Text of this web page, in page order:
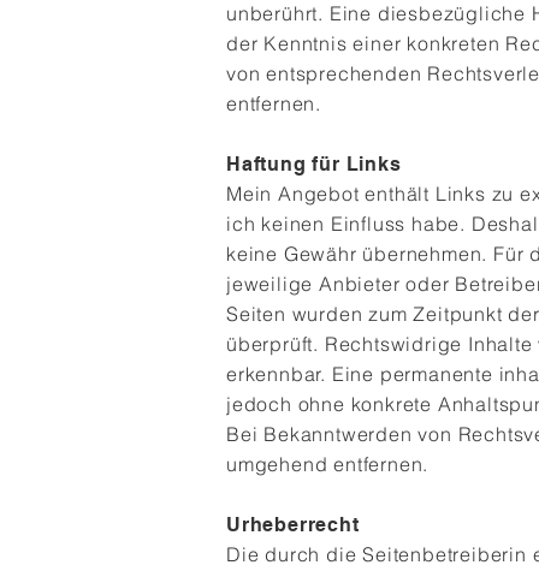
unberührt. Eine diesbezügliche
der Kenntnis einer konkreten
von entsprechenden
entfernen.
Haftung für Links
Mein Angebot enthält Links zu
ich keinen Einfluss habe.
keine Gewähr übernehmen.
jeweilige Anbieter oder
Seiten wurden zum Zeitpunkt
überprüft. Rechtswidrige
erkennbar. Eine permanente
jedoch ohne konkrete
Bei Bekanntwerden von
umgehend entfernen.
Urheberrecht
Die durch die Seitenbetreiberin